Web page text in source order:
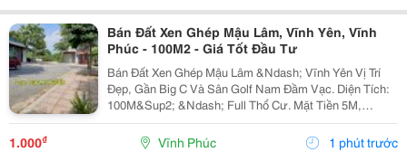
Bán Đất Xen Ghép Mậu Lâm, Vĩnh Yên, Vĩnh
Phúc - 100M2 - Giá Tốt Đầu Tư
Bán Đất Xen Ghép Mậu Lâm &Ndash; Vĩnh Yên Vị Trí
Đẹp, Gần Big C Và Sân Golf Nam Đầm Vạc. Diện Tích:
100M&Sup2; &Ndash; Full Thổ Cư. Mặt Tiền 5M,
Đường Rộng 13,5M. Chỉ 5 Phút Đến Big C Và Bến Xe
Vĩnh Yên. Liền Kề Các Khu Đô Thị: Nam Đầm Vạc,...
1.000₫ Vĩnh Phúc 1 phút trước